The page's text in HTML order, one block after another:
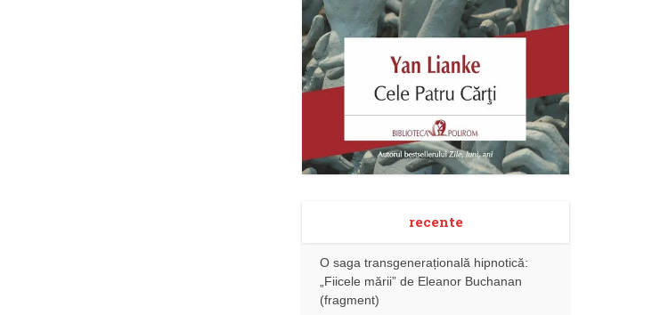
recente
O saga transgenerațională hipnotică:
„Fiicele mării” de Eleanor Buchanan
(fragment)